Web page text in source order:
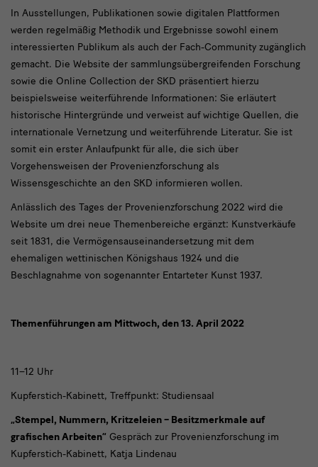
In Ausstellungen, Publikationen sowie digitalen Plattformen
werden regelmäßig Methodik und Ergebnisse sowohl einem
interessierten Publikum als auch der Fach-Community zugänglich
gemacht. Die Website der sammlungsübergreifenden Forschung
sowie die Online Collection der SKD präsentiert hierzu
beispielsweise weiterführende Informationen: Sie erläutert
historische Hintergründe und verweist auf wichtige Quellen, die
internationale Vernetzung und weiterführende Literatur. Sie ist
somit ein erster Anlaufpunkt für alle, die sich über
Vorgehensweisen der Provenienzforschung als
Wissensgeschichte an den SKD informieren wollen.
Anlässlich des Tages der Provenienzforschung 2022 wird die
Website um drei neue Themenbereiche ergänzt: Kunstverkäufe
seit 1831, die Vermögensauseinandersetzung mit dem
ehemaligen wettinischen Königshaus 1924 und die
Beschlagnahme von sogenannter Entarteter Kunst 1937.
Themenführungen am Mittwoch, den 13. April 2022
11–12 Uhr
Kupferstich-Kabinett, Treffpunkt: Studiensaal
„Stempel, Nummern, Kritzeleien – Besitzmerkmale auf
grafischen Arbeiten“ Gespräch zur Provenienzforschung im
Kupferstich-Kabinett, Katja Lindenau